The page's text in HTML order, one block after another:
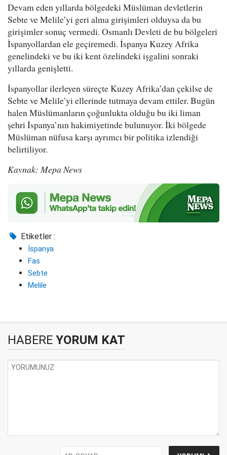
Devam eden yıllarda bölgedeki Müslüman devletlerin
Sebte ve Melile’yi geri alma girişimleri olduysa da bu
girişimler sonuç vermedi. Osmanlı Devleti de bu bölgeleri
İspanyollardan ele geçiremedi. İspanya Kuzey Afrika
genelindeki ve bu iki kent özelindeki işgalini sonraki
yıllarda genişletti.
İspanyollar ilerleyen süreçte Kuzey Afrika’dan çekilse de
Sebte ve Melile’yi ellerinde tutmaya devam ettiler. Bugün
halen Müslümanların çoğunlukta olduğu bu iki liman
şehri İspanya’nın hakimiyetinde bulunuyor. İki bölgede
Müslüman nüfusa karşı ayrımcı bir politika izlendiği
belirtiliyor.
Kaynak: Mepa News
Etiketler :
İspanya
Fas
Sebte
Melile
HABERE YORUM KAT